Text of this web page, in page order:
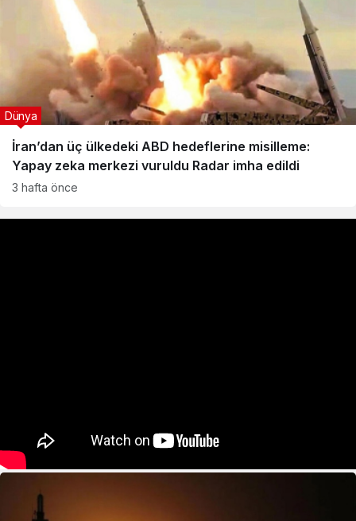
İran’dan üç ülkedeki ABD hedeflerine misilleme:
Yapay zeka merkezi vuruldu Radar imha edildi
Dünya
3 hafta önce